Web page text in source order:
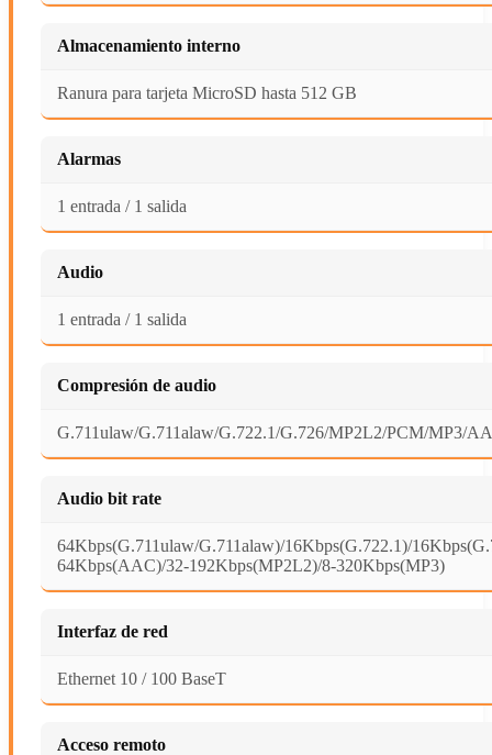
Almacenamiento interno
Ranura para tarjeta MicroSD hasta 512 GB
Alarmas
1 entrada / 1 salida
Audio
1 entrada / 1 salida
Compresión de audio
G.711ulaw/G.711alaw/G.722.1/G.726/MP2L2/PCM/MP3/
Audio bit rate
64Kbps(G.711ulaw/G.711alaw)/16Kbps(G.722.1)/
64Kbps(AAC)/32-192Kbps(MP2L2)/8-320Kbps(MP3)
Interfaz de red
Ethernet 10 / 100 BaseT
Acceso remoto